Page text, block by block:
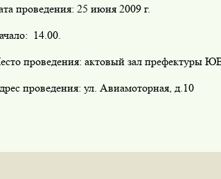
проведения: 25 июня 2009 г.
14.00.
проведения: актовый зал префектуры
проведения: ул. Авиамоторная, д.10